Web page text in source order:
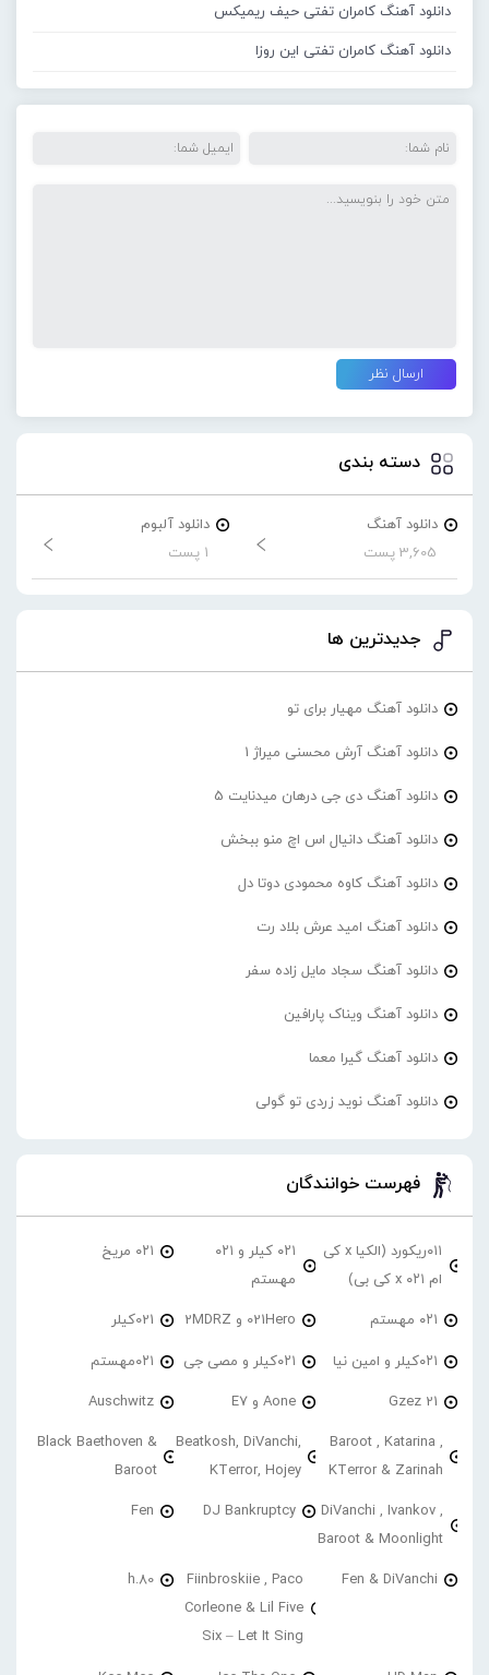
دانلود آهنگ کامران تفتی حیف ریمیکس
دانلود آهنگ کامران تفتی این روزا
دسته بندی
دانلود آهنگ
3,605 پست
دانلود آلبوم
1 پست
جدیدترین ها
دانلود آهنگ مهیار برای تو
دانلود آهنگ آرش محسنی میراژ 1
دانلود آهنگ دی جی درهان میدنایت 5
دانلود آهنگ دانیال اس اچ منو ببخش
دانلود آهنگ کاوه محمودی دوتا دل
دانلود آهنگ امید عرش بلاد رت
دانلود آهنگ سجاد مایل زاده سفر
دانلود آهنگ ویناک پارافین
دانلود آهنگ گیرا معما
دانلود آهنگ نوید زردی تو گولی
فهرست خوانندگان
۰۱۱ریکورد (الکیا x کی
ام ۰۲۱ x کی بی)
۰۲۱ کیلر و ۰۲۱
مهستم
۰۲۱ مریخ
۰۲۱ مهستم 021Hero و 2MDRZ 021کیلر
۰۲۱کیلر و امین نیا ۰۲۱کیلر و مصی جی ۰۲۱مهستم
21 Gzez Aone و E7 Auschwitz
Baroot , Katarina ,
KTerror & Zarinah
Beatkosh, DiVanchi,
KTerror, Hojey
Black Baethoven &
Baroot
DiVanchi , Ivankov ,
Baroot & Moonlight
DJ Bankruptcy
Fen
Fen & DiVanchi
Fiinbroskiie , Paco
Corleone & Lil Five
Six – Let It Sing
h.80